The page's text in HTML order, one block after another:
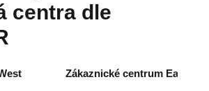
centra dle
Zákaznické centrum East